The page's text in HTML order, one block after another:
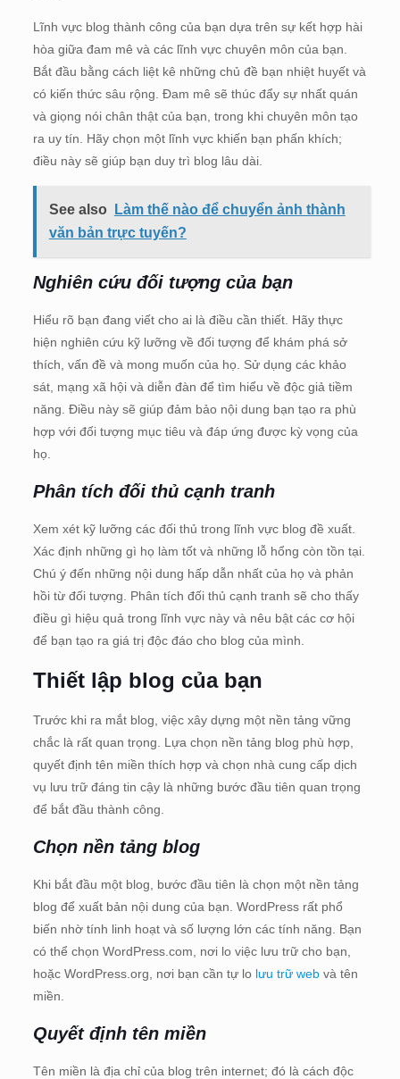
Lĩnh vực blog thành công của bạn dựa trên sự kết hợp hài
hòa giữa đam mê và các lĩnh vực chuyên môn của bạn.
Bắt đầu bằng cách liệt kê những chủ đề bạn nhiệt huyết và
có kiến thức sâu rộng. Đam mê sẽ thúc đẩy sự nhất quán
và giọng nói chân thật của bạn, trong khi chuyên môn tạo
ra uy tín. Hãy chọn một lĩnh vực khiến bạn phấn khích;
điều này sẽ giúp bạn duy trì blog lâu dài.
See also
Làm thế nào để chuyển ảnh thành
văn bản trực tuyến?
Nghiên cứu đối tượng của bạn
Hiểu rõ bạn đang viết cho ai là điều cần thiết. Hãy thực
hiện nghiên cứu kỹ lưỡng về đối tượng để khám phá sở
thích, vấn đề và mong muốn của họ. Sử dụng các khảo
sát, mạng xã hội và diễn đàn để tìm hiểu về độc giả tiềm
năng. Điều này sẽ giúp đảm bảo nội dung bạn tạo ra phù
hợp với đối tượng mục tiêu và đáp ứng được kỳ vọng của
họ.
Phân tích đối thủ cạnh tranh
Xem xét kỹ lưỡng các đối thủ trong lĩnh vực blog đề xuất.
Xác định những gì họ làm tốt và những lỗ hổng còn tồn tại.
Chú ý đến những nội dung hấp dẫn nhất của họ và phản
hồi từ đối tượng. Phân tích đối thủ cạnh tranh sẽ cho thấy
điều gì hiệu quả trong lĩnh vực này và nêu bật các cơ hội
để bạn tạo ra giá trị độc đáo cho blog của mình.
Thiết lập blog của bạn
Trước khi ra mắt blog, việc xây dựng một nền tảng vững
chắc là rất quan trọng. Lựa chọn nền tảng blog phù hợp,
quyết định tên miền thích hợp và chọn nhà cung cấp dịch
vụ lưu trữ đáng tin cậy là những bước đầu tiên quan trọng
để bắt đầu thành công.
Chọn nền tảng blog
Khi bắt đầu một blog, bước đầu tiên là chọn một nền tảng
blog để xuất bản nội dung của bạn. WordPress rất phổ
biến nhờ tính linh hoạt và số lượng lớn các tính năng. Bạn
có thể chọn WordPress.com, nơi lo việc lưu trữ cho bạn,
hoặc WordPress.org, nơi bạn cần tự lo lưu trữ webvà tên
miền.
Quyết định tên miền
Tên miền là địa chỉ của blog trên internet; đó là cách độc